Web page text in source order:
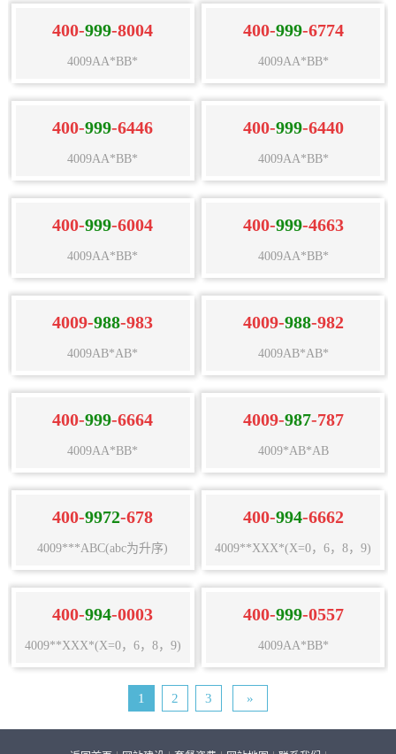
400-999-8004
4009AA*BB*
400-999-6774
4009AA*BB*
400-999-6446
4009AA*BB*
400-999-6440
4009AA*BB*
400-999-6004
4009AA*BB*
400-999-4663
4009AA*BB*
4009-988-983
4009AB*AB*
4009-988-982
4009AB*AB*
400-999-6664
4009AA*BB*
4009-987-787
4009*AB*AB
400-9972-678
4009***ABC(abc为升序)
400-994-6662
4009**XXX*(X=0，6，8，9)
400-994-0003
4009**XXX*(X=0，6，8，9)
400-999-0557
4009AA*BB*
1 2 3 »